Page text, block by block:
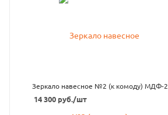
Зеркало навесное №2 (к комоду) МДФ-2
14 300руб./шт